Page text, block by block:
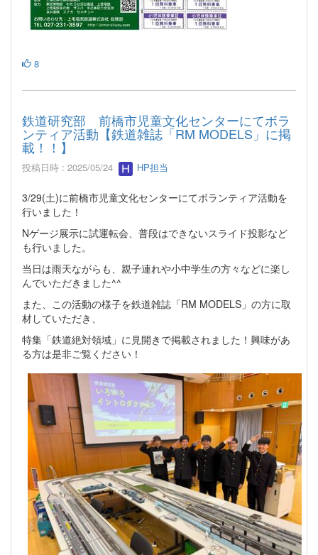
8
鉄道研究部 前橋市児童文化センターにてボラ
ンティア活動【鉄道雑誌「RM MODELS」に掲
載！！】
投稿日時 : 2025/05/24 HP担当
3/29(土)に前橋市児童文化センターにてボランティア活動を
行いました！
Nゲージ展示に試運転会、普段はできないスライド投影など
も行いました。
当日は雨天ながらも、親子連れや小中学生の方々などに楽し
んでいただきました^^
また、この活動の様子を鉄道雑誌「RM MODELS」の方に取
材していただき、
特集「鉄道絶対領域」に見開きで掲載されました！興味があ
る方は是非ご覧ください！